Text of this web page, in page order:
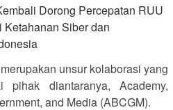
Dorong Percepatan RUU
Siber dan
unsur kolaborasi yang
pihak diantaranya, Academy,
and Media (ABCGM).